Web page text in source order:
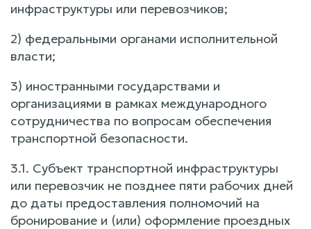
инфраструктуры или перевозчиков;
2) федеральными органами исполнительной
власти;
3) иностранными государствами и
организациями в рамках международного
сотрудничества по вопросам обеспечения
транспортной безопасности.
3.1. Субъект транспортной инфраструктуры
или перевозчик не позднее пяти рабочих дней
до даты предоставления полномочий на
бронирование и (или) оформление проездных